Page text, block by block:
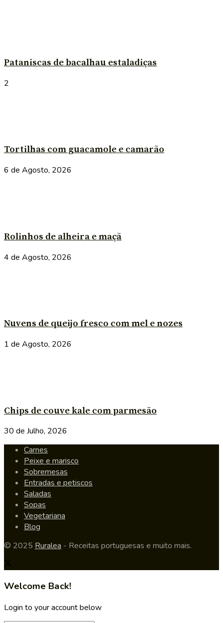
Pataniscas de bacalhau estaladiças
2
Tortilhas com guacamole e camarão
6 de Agosto, 2026
Rolinhos de alheira e maçã
4 de Agosto, 2026
Nuvens de queijo fresco com mel e nozes
1 de Agosto, 2026
Chips de couve kale com parmesão
30 de Julho, 2026
Carnes
Peixe e marisco
Sobremesas
Entradas e petiscos
Saladas
Sopas
Vegetariana
Blog
© 2025 Ruralea - Receitas portuguesas e muito mais.
Welcome Back!
Login to your account below